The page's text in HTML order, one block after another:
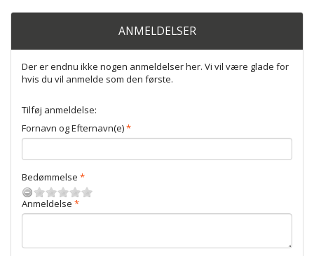
ANMELDELSER
Der er endnu ikke nogen anmeldelser her. Vi vil være glade for
hvis du vil anmelde som den første.
Tilføj anmeldelse:
Fornavn og Efternavn(e)
Bedømmelse
Anmeldelse